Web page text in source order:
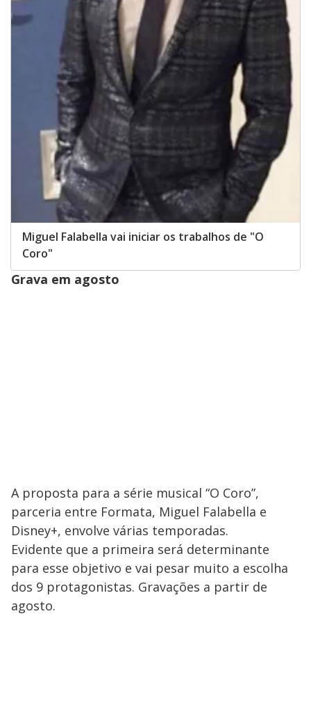
Miguel Falabella vai iniciar os trabalhos de "O
Coro"
Grava em agosto
A proposta para a série musical “O Coro”,
parceria entre Formata, Miguel Falabella e
Disney+, envolve várias temporadas.
Evidente que a primeira será determinante
para esse objetivo e vai pesar muito a escolha
dos 9 protagonistas. Gravações a partir de
agosto.